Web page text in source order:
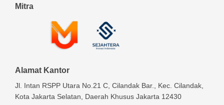
Mitra
Alamat Kantor
Jl. Intan RSPP Utara No.21 C, Cilandak Bar., Kec. Cilandak,
Kota Jakarta Selatan, Daerah Khusus Jakarta 12430